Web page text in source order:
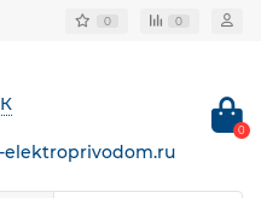
0 0
elektroprivodom.ru
0